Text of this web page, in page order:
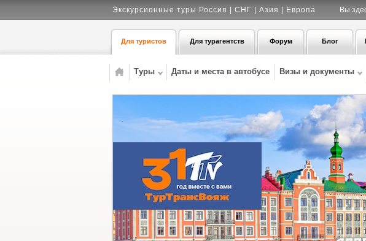
Экскурсионные туры Россия | СНГ | Азия | Европа Вы
Для туристов Для турагентств Форум Блог
Туры Даты и места в автобусе Визы и документы